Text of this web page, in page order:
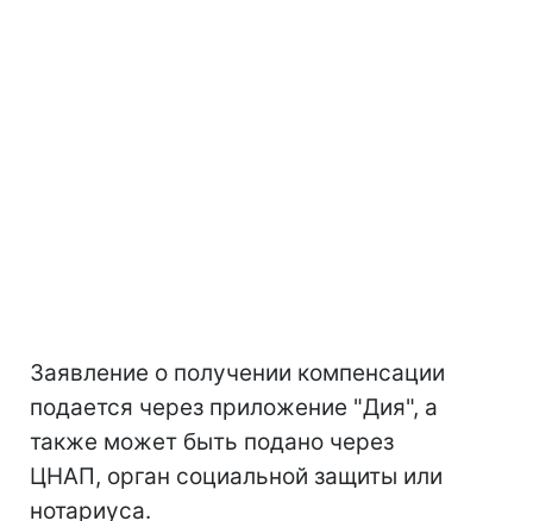
Заявление о получении компенсации
подается через приложение "Дия", а
также может быть подано через
ЦНАП, орган социальной защиты или
нотариуса.